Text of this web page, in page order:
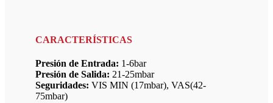
CARACTERÍSTICAS
Presión de Entrada: 1-6bar
Presión de Salida: 21-25mbar
Seguridades: VIS MIN (17mbar), VAS(42-
75mbar)